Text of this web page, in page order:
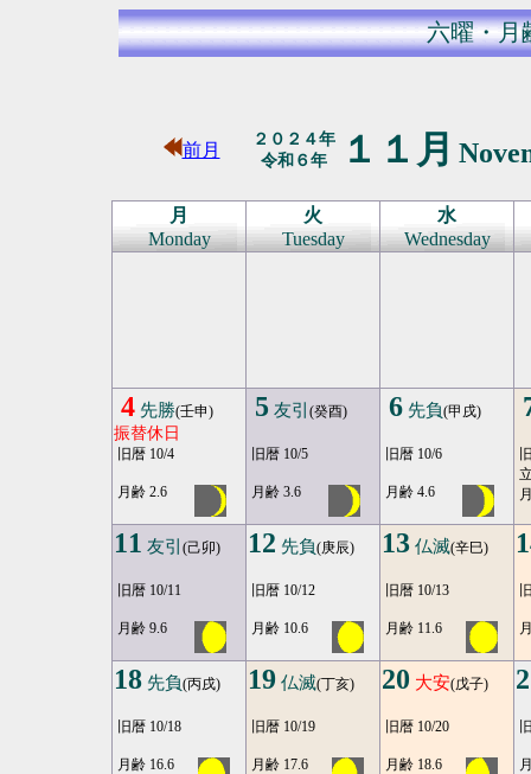
六曜・月
前月
２０２４年
令和６年
１１月
月
Monday
火
Tuesday
水
Wednesday
4 先勝(壬申)
振替休日
旧暦 10/4
月齢 2.6
5 友引 (癸酉)
旧暦 10/5
月齢 3.6
6 先負(甲戌)
旧暦 10/6
月齢 4.6
11 友引 (己卯)
旧暦 10/11
月齢 9.6
12 先負(庚辰)
旧暦 10/12
月齢 10.6
13 仏滅(辛巳)
旧暦 10/13
月齢 11.6
18 先負(丙戌)
旧暦 10/18
月齢 16.6
19 仏滅(丁亥)
旧暦 10/19
月齢 17.6
20 大安(戊子)
旧暦 10/20
月齢 18.6